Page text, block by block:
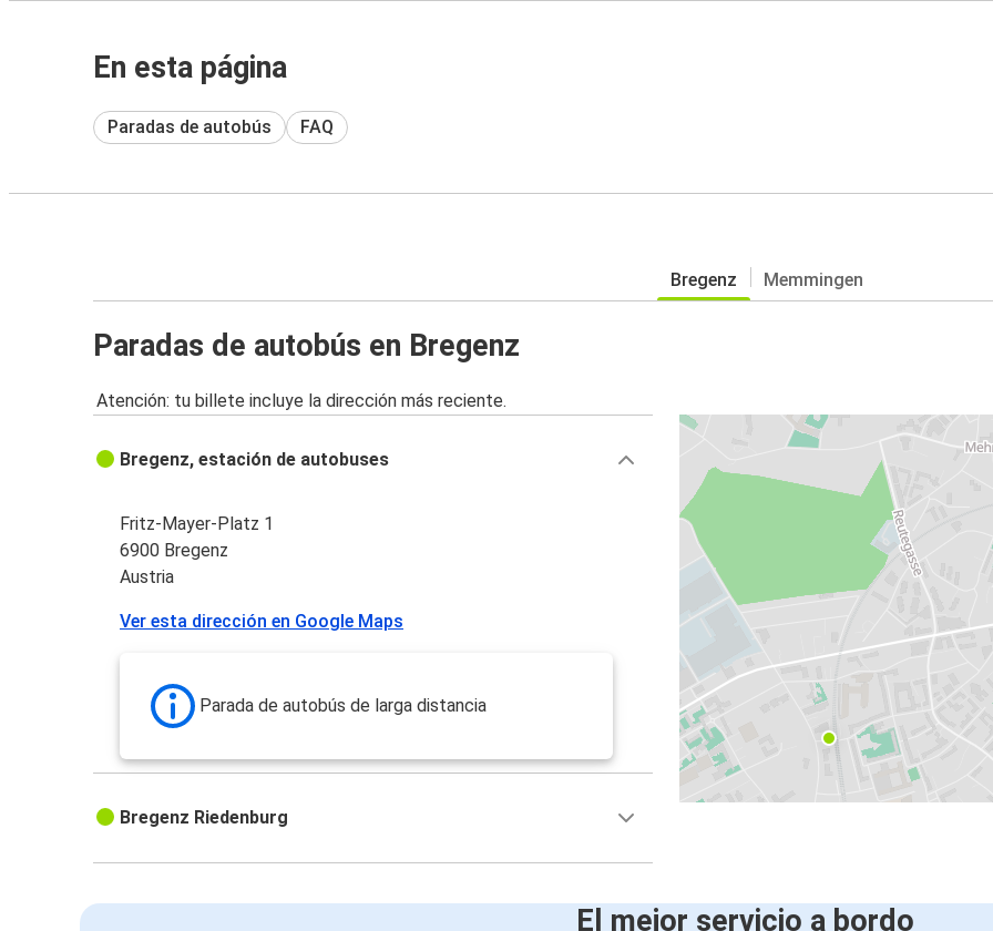
En esta página
Paradas de autobús FAQ
Bregenz Memmingen
Paradas de autobús en Bregenz
Atención: tu billete incluye la dirección más reciente.
Bregenz, estación de autobuses
Fritz-Mayer-Platz 1
6900 Bregenz
Austria
Ver esta dirección en Google Maps
Parada de autobús de larga distancia
Bregenz Riedenburg
El mejor servicio a bordo